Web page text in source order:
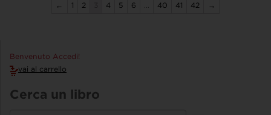
← 1 2 4 5 6 … 40 41 42 →
Benvenuto Accedi!
vai al carrello
Cerca un libro